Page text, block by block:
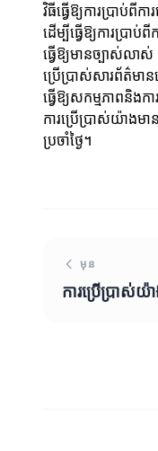
វិធីធ្វើឱ្យការប្រាប់ពីក
ដើម្បីធ្វើឱ្យការប្រា
ធ្វើឱ្យមានច្បាស់លា
ប្រើប្រាស់សារព័ត៌មា
ធ្វើឱ្យសកម្មភាពនិងក
ការប្រើប្រាស់យ៉ាងម
ប្រចាំថ្ងៃ។
មុន
ការប្រើប្រាស់